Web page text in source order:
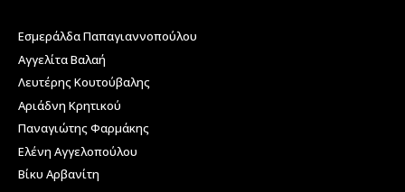
Εσμεράλδα Παπαγιαννοπούλου
Αγγελίτα Βαλαή
Λευτέρης Κουτούβαλης
Αριάδνη Κρητικού
Παναγιώτης Φαρμάκης
Ελένη Αγγελοπούλου
Βίκυ Αρβανίτη